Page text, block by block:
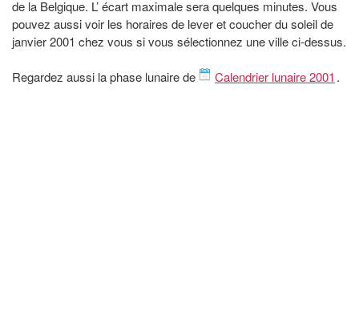
de la Belgique. L’ écart maximale sera quelques minutes. Vous
pouvez aussi voir les horaires de lever et coucher du soleil de
janvier 2001 chez vous si vous sélectionnez une ville ci-dessus.
Regardez aussi la phase lunaire de Calendrier lunaire 2001 .